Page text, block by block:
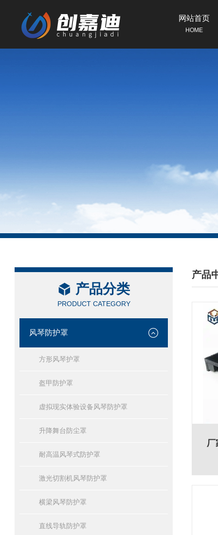
网站首页
HOME
产品分类
PRODUCT CATEGORY
风琴防护罩
方形风琴护罩
盔甲防护罩
虚拟现实体验设备风琴防护罩
升降舞台防尘罩
耐高温风琴式防护罩
激光切割机风琴防护罩
横梁风琴防护罩
直线导轨防护罩
产品
/
厂